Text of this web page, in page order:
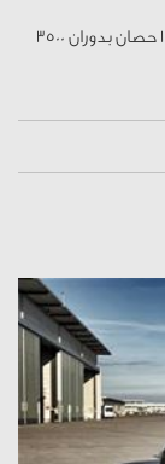
محرك أكس أف أر سعة 2.2 لتر باربع اسطوانات و قوة 163 حصان بدوران 3500